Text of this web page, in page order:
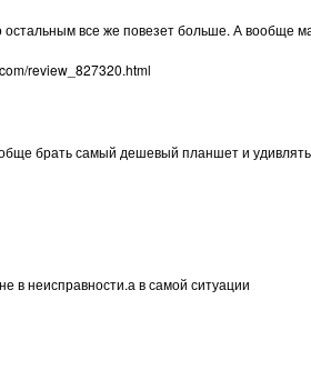
остальным все же повезет больше. А вообще
review_827320.html
брать самый дешевый планшет и
в неисправности.а в самой ситуации